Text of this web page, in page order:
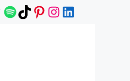
Spotify
TikTok
Pinterest
Instagram
LinkedIn